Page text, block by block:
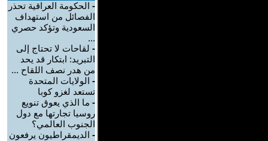
- الحكومة العراقية تحذر
الفصائل من استهداف
السعودية وتؤكد حصري
...
- لقاحات لا تحتاج إلى
التبريد: ابتكار قد يحد
من هدر نصف اللقاح ...
- الولايات المتحدة
تستعد لغزو كوبا
- ما الذي يعوق تنويع
روسيا تجارتها مع دول
الجنوب العالمي؟
- الديمقراطيون يرفعون